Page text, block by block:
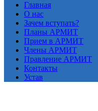
Главная
О нас
Зачем вступать?
Планы АРМИТ
Прием в АРМИТ
Члены АРМИТ
Правление АРМИТ
Контакты
Устав